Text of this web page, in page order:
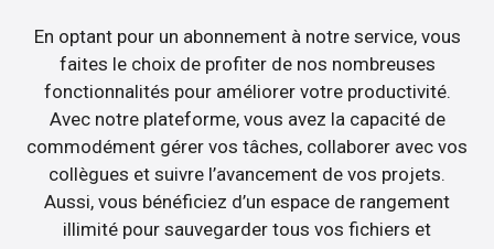
En optant pour un abonnement à notre service, vous
faites le choix de profiter de nos nombreuses
fonctionnalités pour améliorer votre productivité.
Avec notre plateforme, vous avez la capacité de
commodément gérer vos tâches, collaborer avec vos
collègues et suivre l’avancement de vos projets.
Aussi, vous bénéficiez d’un espace de rangement
illimité pour sauvegarder tous vos fichiers et